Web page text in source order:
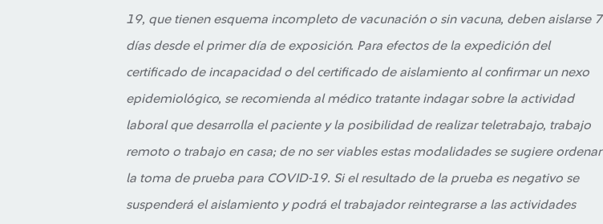
19, que tienen esquema incompleto de vacunación o sin vacuna, deben aislarse 7
días desde el primer día de exposición. Para efectos de la expedición del
certificado de incapacidad o del certificado de aislamiento al confirmar un nexo
epidemiológico, se recomienda al médico tratante indagar sobre la actividad
laboral que desarrolla el paciente y la posibilidad de realizar teletrabajo, trabajo
remoto o trabajo en casa; de no ser viables estas modalidades se sugiere ordenar
la toma de prueba para COVID-19. Si el resultado de la prueba es negativo se
suspenderá el aislamiento y podrá el trabajador reintegrarse a las actividades